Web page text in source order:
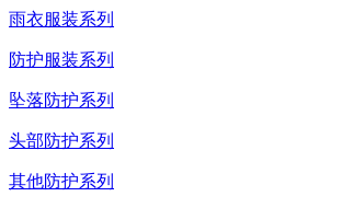
雨衣服装系列
防护服装系列
坠落防护系列
头部防护系列
其他防护系列